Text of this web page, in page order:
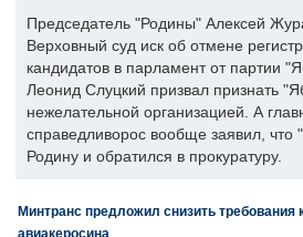
Председатель "Родины" Алексей
Верховный суд иск об отмене
кандидатов в парламент от партии
Леонид Слуцкий призвал признать
нежелательной организацией. А
справедливорос вообще заявил, что
Родину и обратился в прокуратуру.
Минтранс предложил снизить требования
авиакеросина